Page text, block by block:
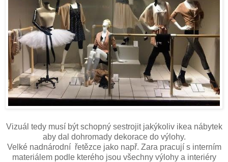
Vizuál tedy musí být schopný sestrojit jakýkoliv ikea nábytek
aby dal dohromady dekorace do výlohy.
Velké nadnárodní řetězce jako např. Zara pracují s interním
materiálem podle kterého jsou všechny výlohy a interiéry